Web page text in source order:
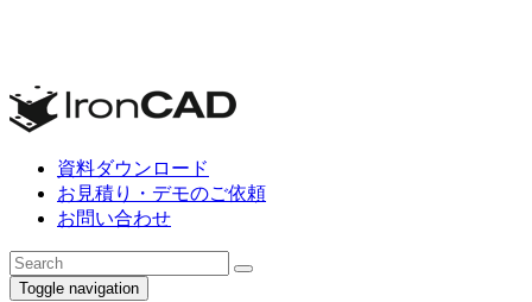
資料ダウンロード
お見積り・デモのご依頼
お問い合わせ
Toggle navigation